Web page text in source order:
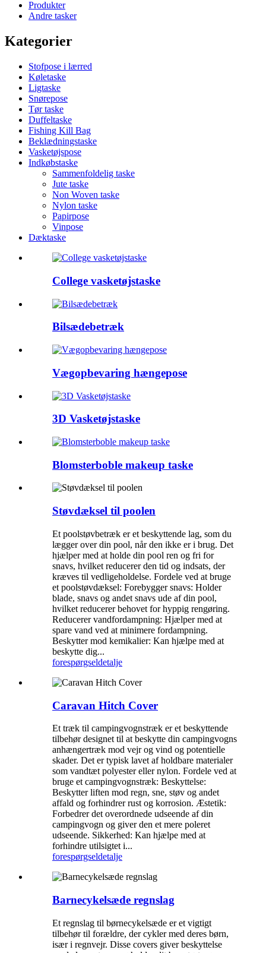
Produkter
Andre tasker
Kategorier
Stofpose i lærred
Køletaske
Ligtaske
Snørepose
Tør taske
Duffeltaske
Fishing Kill Bag
Beklædningstaske
Vasketøjspose
Indkøbstaske
Sammenfoldelig taske
Jute taske
Non Woven taske
Nylon taske
Papirpose
Vinpose
Dæktaske
College vasketøjstaske
Bilsædebetræk
Vægopbevaring hængepose
3D Vasketøjstaske
Blomsterboble makeup taske
Støvdæksel til poolen
Et poolstøvbetræk er et beskyttende lag, som du
lægger over din pool, når den ikke er i brug. Det
hjælper med at holde din pool ren og fri for
snavs, hvilket reducerer den tid og indsats, der
kræves til vedligeholdelse. Fordele ved at bruge
et poolstøvdæksel: Forebygger snavs: Holder
blade, snavs og andet snavs ude af din pool,
hvilket reducerer behovet for hyppig rengøring.
Reducerer vandfordampning: Hjælper med at
spare vand ved at minimere fordampning.
Beskytter mod kemikalier: Kan hjælpe med at
beskytte dig...
forespørgseldetalje
Caravan Hitch Cover
Et træk til campingvognstræk er et beskyttende
tilbehør designet til at beskytte din campingvogns
anhængertræk mod vejr og vind og potentielle
skader. Det er typisk lavet af holdbare materialer
som vandtæt polyester eller nylon. Fordele ved at
bruge et campingvognstræk: Beskyttelse:
Beskytter liften mod regn, sne, støv og andet
affald og forhindrer rust og korrosion. Æstetik:
Forbedrer det overordnede udseende af din
campingvogn og giver den et mere poleret
udseende. Sikkerhed: Kan hjælpe med at
forhindre utilsigtet i...
forespørgseldetalje
Barnecykelsæde regnslag
Et regnslag til børnecykelsæde er et vigtigt
tilbehør til forældre, der cykler med deres børn,
især i regnvejr. Disse covers giver beskyttelse